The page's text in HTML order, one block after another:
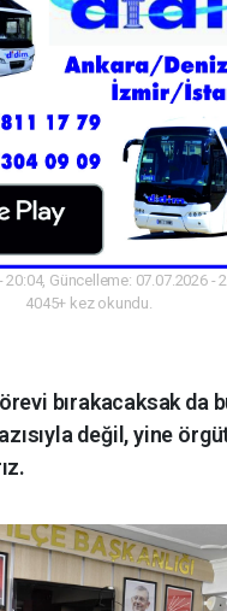
20:04, Güncelleme: 07.07.2026 -
4045+ kez okundu.
bırakacaksak da
değil, yine